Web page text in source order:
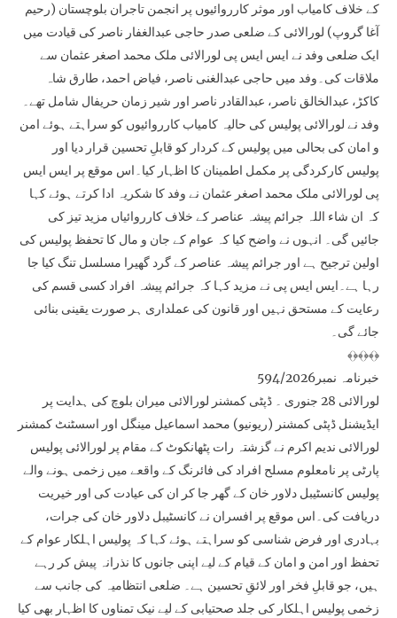
کے خلاف کامیاب اور موثر کارروائیوں پر انجمن تاجران بلوچستان (رحیم
آغا گروپ) لورالائی کے ضلعی صدر حاجی عبدالغفار ناصر کی قیادت میں
ایک ضلعی وفد نے ایس ایس پی لورالائی ملک محمد اصغر عثمان سے
ملاقات کی۔وفد میں حاجی عبدالغنی ناصر، فیاض احمد، طارق شاہ
کاکڑ، عبدالخالق ناصر، عبدالقادر ناصر اور شیر زمان حریفال شامل تھے۔
وفد نے لورالائی پولیس کی حالیہ کامیاب کارروائیوں کو سراہتے ہوئے امن
و امان کی بحالی میں پولیس کے کردار کو قابلِ تحسین قرار دیا اور
پولیس کارکردگی پر مکمل اطمینان کا اظہار کیا۔اس موقع پر ایس ایس
پی لورالائی ملک محمد اصغر عثمان نے وفد کا شکریہ ادا کرتے ہوئے کہا
کہ ان شاء اللہ جرائم پیشہ عناصر کے خلاف کارروائیاں مزید تیز کی
جائیں گی۔ انہوں نے واضح کیا کہ عوام کے جان و مال کا تحفظ پولیس کی
اولین ترجیح ہے اور جرائم پیشہ عناصر کے گرد گھیرا مسلسل تنگ کیا جا
رہا ہے۔ایس ایس پی نے مزید کہا کہ جرائم پیشہ افراد کسی قسم کی
رعایت کے مستحق نہیں اور قانون کی عملداری ہر صورت یقینی بنائی
جائے گی۔
﴾﴿﴾﴿﴾﴿
خبرنامہ نمبر594/2026
لورالائی 28 جنوری ۔ ڈپٹی کمشنر لورالائی میران بلوچ کی ہدایت پر
ایڈیشنل ڈپٹی کمشنر (ریونیو) محمد اسماعیل مینگل اور اسسٹنٹ کمشنر
لورالائی ندیم اکرم نے گزشتہ رات پٹھانکوٹ کے مقام پر لورالائی پولیس
پارٹی پر نامعلوم مسلح افراد کی فائرنگ کے واقعے میں زخمی ہونے والے
پولیس کانسٹیبل دلاور خان کے گھر جا کر ان کی عیادت کی اور خیریت
دریافت کی۔اس موقع پر افسران نے کانسٹیبل دلاور خان کی جرات،
بہادری اور فرض شناسی کو سراہتے ہوئے کہا کہ پولیس اہلکار عوام کے
تحفظ اور امن و امان کے قیام کے لیے اپنی جانوں کا نذرانہ پیش کر رہے
ہیں، جو قابلِ فخر اور لائقِ تحسین ہے۔ ضلعی انتظامیہ کی جانب سے
زخمی پولیس اہلکار کی جلد صحتیابی کے لیے نیک تمناوں کا اظہار بھی کیا